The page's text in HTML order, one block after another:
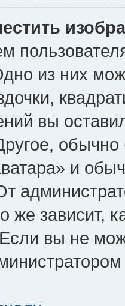
из них
вы
и
же зависит,
вы не